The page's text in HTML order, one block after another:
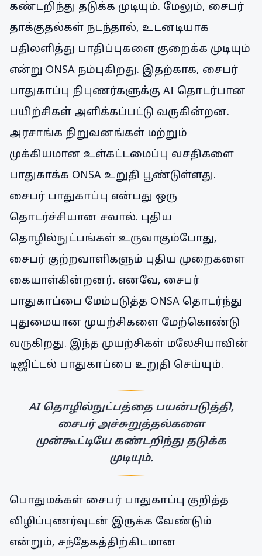
கண்டறிந்து தடுக்க முடியும். மேலும், சைபர்
தாக்குதல்கள் நடந்தால், உடனடியாக
பதிலளித்து பாதிப்புகளை குறைக்க முடியும்
என்று ONSA நம்புகிறது. இதற்காக, சைபர்
பாதுகாப்பு நிபுணர்களுக்கு AI தொடர்பான
பயிற்சிகள் அளிக்கப்பட்டு வருகின்றன.
அரசாங்க நிறுவனங்கள் மற்றும்
முக்கியமான உள்கட்டமைப்பு வசதிகளை
பாதுகாக்க ONSA உறுதி பூண்டுள்ளது.
சைபர் பாதுகாப்பு என்பது ஒரு
தொடர்ச்சியான சவால். புதிய
தொழில்நுட்பங்கள் உருவாகும்போது,
சைபர் குற்றவாளிகளும் புதிய முறைகளை
கையாள்கின்றனர். எனவே, சைபர்
பாதுகாப்பை மேம்படுத்த ONSA தொடர்ந்து
புதுமையான முயற்சிகளை மேற்கொண்டு
வருகிறது. இந்த முயற்சிகள் மலேசியாவின்
டிஜிட்டல் பாதுகாப்பை உறுதி செய்யும்.
AI தொழில்நுட்பத்தை பயன்படுத்தி,
சைபர் அச்சுறுத்தல்களை
முன்கூட்டியே கண்டறிந்து தடுக்க
முடியும்.
பொதுமக்கள் சைபர் பாதுகாப்பு குறித்த
விழிப்புணர்வுடன் இருக்க வேண்டும்
என்றும், சந்தேகத்திற்கிடமான